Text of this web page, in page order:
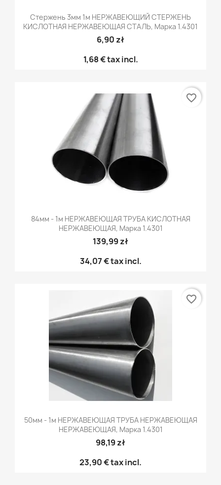
Стержень 3мм 1м НЕРЖАВЕЮЩИЙ СТЕРЖЕНЬ
КИСЛОТНАЯ НЕРЖАВЕЮЩАЯ СТАЛЬ, Марка 1.4301
6,90 zł
1,68 €tax incl.
84мм - 1м НЕРЖАВЕЮЩАЯ ТРУБА КИСЛОТНАЯ
НЕРЖАВЕЮЩАЯ, Марка 1.4301
139,99 zł
34,07 €tax incl.
favorite_border
50мм - 1м НЕРЖАВЕЮЩАЯ ТРУБА НЕРЖАВЕЮЩАЯ
НЕРЖАВЕЮЩАЯ, Марка 1.4301
98,19 zł
23,90 €tax incl.
favorite_border